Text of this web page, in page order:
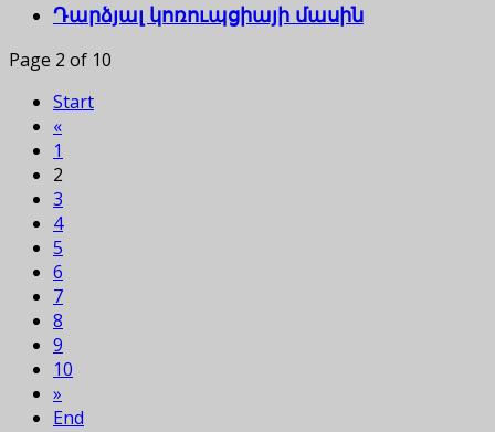
Դարձյալ կոռուպցիայի մասին
Page 2 of 10
Start
«
1
2
3
4
5
6
7
8
9
10
»
End